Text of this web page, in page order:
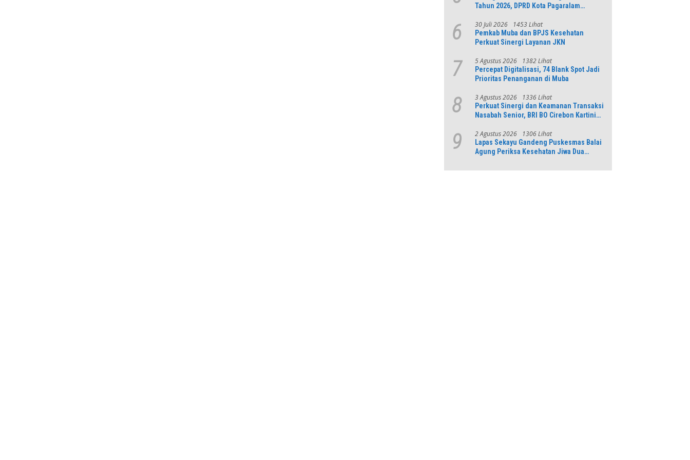
Tahun 2026, DPRD Kota Pagaralam
6 30 Juli 2026 1453 Lihat
Pemkab Muba dan BPJS Kesehatan
Perkuat Sinergi Layanan JKN
7 5 Agustus 2026 1382 Lihat
Percepat Digitalisasi, 74 Blank Spot Jadi
Prioritas Penanganan di Muba
8 3 Agustus 2026 1336 Lihat
Perkuat Sinergi dan Keamanan Transaksi
Nasabah Senior, BRI BO Cirebon Kartini
9 2 Agustus 2026 1306 Lihat
Lapas Sekayu Gandeng Puskesmas Balai
Agung Periksa Kesehatan Jiwa Dua